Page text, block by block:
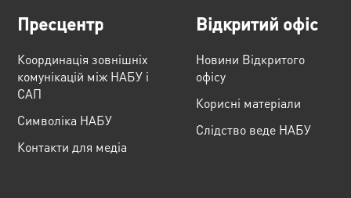
Пресцентр
Координація зовнішніх
комунікацій між НАБУ і
САП
Cимволіка НАБУ
Контакти для медіа
Відкритий офіс
Новини Відкритого
офісу
Корисні матеріали
Слідство веде НАБУ